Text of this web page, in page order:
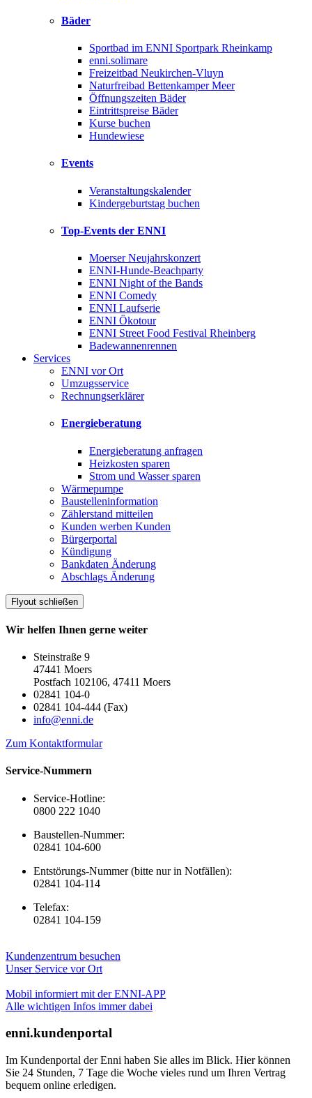
Bäder
Sportbad im ENNI Sportpark Rheinkamp
enni.solimare
Freizeitbad Neukirchen-Vluyn
Naturfreibad Bettenkamper Meer
Öffnungszeiten Bäder
Eintrittspreise Bäder
Kurse buchen
Hundewiese
Events
Veranstaltungskalender
Kindergeburtstag buchen
Top-Events der ENNI
Moerser Neujahrskonzert
ENNI-Hunde-Beachparty
ENNI Night of the Bands
ENNI Comedy
ENNI Laufserie
ENNI Ökotour
ENNI Street Food Festival Rheinberg
Badewannenrennen
Services
ENNI vor Ort
Umzugsservice
Rechnungserklärer
Energieberatung
Energieberatung anfragen
Heizkosten sparen
Strom und Wasser sparen
Wärmepumpe
Baustelleninformation
Zählerstand mitteilen
Kunden werben Kunden
Bürgerportal
Kündigung
Bankdaten Änderung
Abschlags Änderung
Flyout schließen
Wir helfen Ihnen gerne weiter
Steinstraße 9
47441 Moers
Postfach 102106, 47411 Moers
02841 104-0
02841 104-444 (Fax)
info@enni.de
Zum Kontaktformular
Service-Nummern
Service-Hotline:
0800 222 1040
Baustellen-Nummer:
02841 104-600
Entstörungs-Nummer (bitte nur in Notfällen):
02841 104-114
Telefax:
02841 104-159
Kundenzentrum besuchen
Unser Service vor Ort
Mobil informiert mit der ENNI-APP
Alle wichtigen Infos immer dabei
enni.kundenportal
Im Kundenportal der Enni haben Sie alles im Blick. Hier können
Sie 24 Stunden, 7 Tage die Woche vieles rund um Ihren Vertrag
bequem online erledigen.